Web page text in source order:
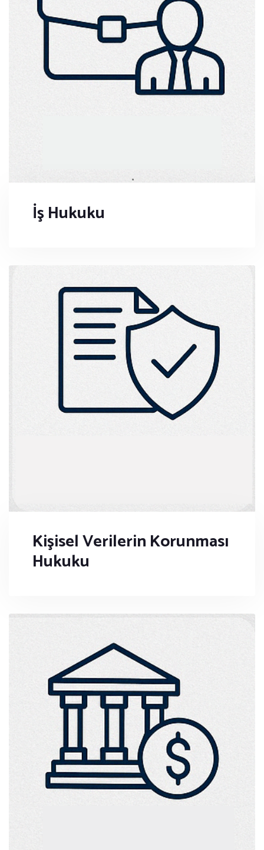
İş Hukuku
Kişisel Verilerin Korunması
Hukuku